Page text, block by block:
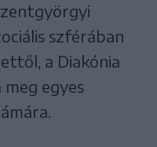
szférában
a Diakónia
egyes